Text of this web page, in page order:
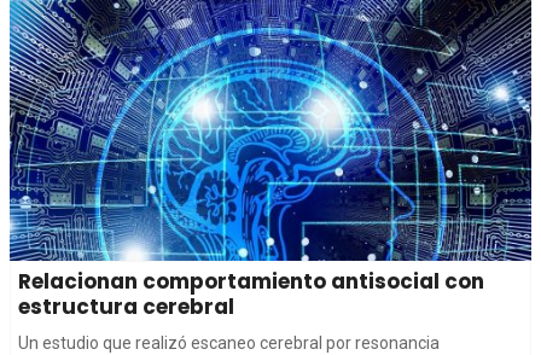
Relacionan comportamiento antisocial con
estructura cerebral
Un estudio que realizó escaneo cerebral por resonancia